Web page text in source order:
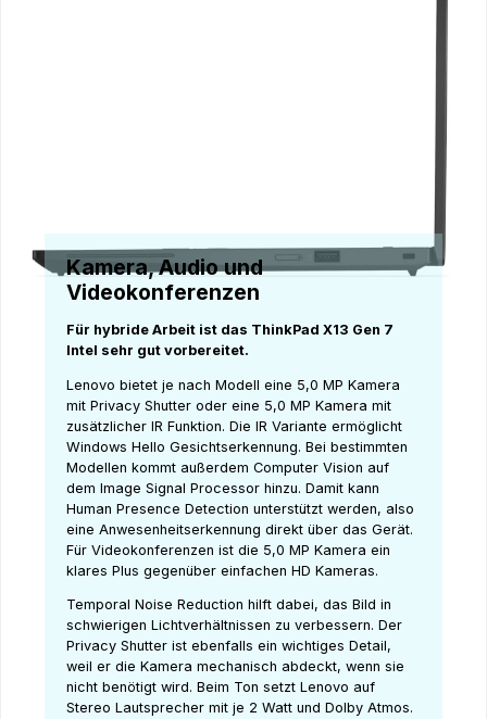
Kamera, Audio und
Videokonferenzen
Für hybride Arbeit ist das ThinkPad X13 Gen 7
Intel sehr gut vorbereitet.
Lenovo bietet je nach Modell eine 5,0 MP Kamera
mit Privacy Shutter oder eine 5,0 MP Kamera mit
zusätzlicher IR Funktion. Die IR Variante ermöglicht
Windows Hello Gesichtserkennung. Bei bestimmten
Modellen kommt außerdem Computer Vision auf
dem Image Signal Processor hinzu. Damit kann
Human Presence Detection unterstützt werden, also
eine Anwesenheitserkennung direkt über das Gerät.
Für Videokonferenzen ist die 5,0 MP Kamera ein
klares Plus gegenüber einfachen HD Kameras.
Temporal Noise Reduction hilft dabei, das Bild in
schwierigen Lichtverhältnissen zu verbessern. Der
Privacy Shutter ist ebenfalls ein wichtiges Detail,
weil er die Kamera mechanisch abdeckt, wenn sie
nicht benötigt wird. Beim Ton setzt Lenovo auf
Stereo Lautsprecher mit je 2 Watt und Dolby Atmos.